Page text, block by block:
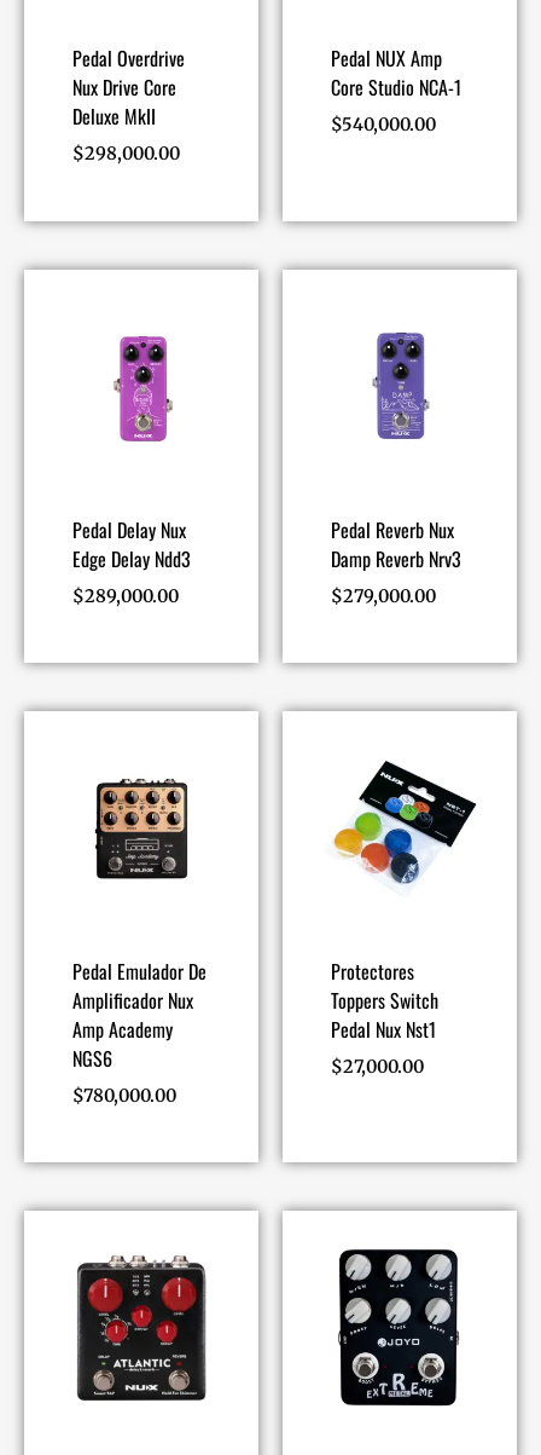
Pedal Overdrive
Nux Drive Core
Deluxe MkII
$298,000.00
Pedal NUX Amp
Core Studio NCA-1
$540,000.00
Pedal Delay Nux
Edge Delay Ndd3
$289,000.00
Pedal Reverb Nux
Damp Reverb Nrv3
$279,000.00
Pedal Emulador De
Amplificador Nux
Amp Academy
NGS6
$780,000.00
Protectores
Toppers Switch
Pedal Nux Nst1
$27,000.00